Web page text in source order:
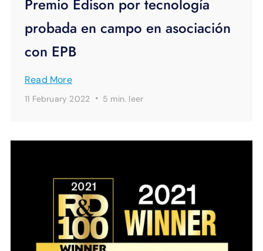
Premio Edison por tecnología
probada en campo en asociación
con EPB
Read More
11 February 2022 · 5 min. leer